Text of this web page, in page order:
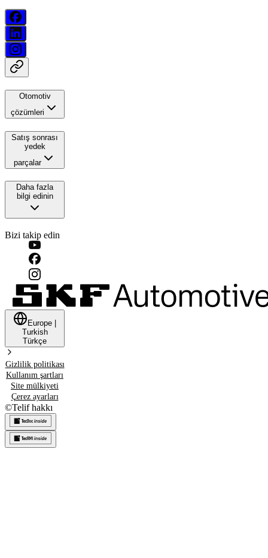
Otomotiv
çözümleri
Satış sonrası
yedek
parçalar
Daha fazla
bilgi edinin
Bizi takip edin
Europe
Turkish
Türkçe
Gizlilik politikası
Kullanım şartları
Site mülkiyeti
Çerez ayarları
©Telif hakkı